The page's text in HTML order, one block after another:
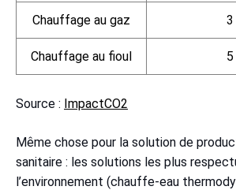
Chauffage au gaz 3
Chauffage au fioul
Source : ImpactCO2
Même chose pour la solution de
sanitaire : les solutions les plus
l’environnement (chauffe-eau